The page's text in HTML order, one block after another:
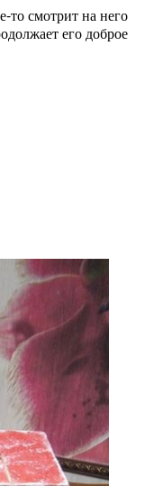
то смотрит на него
его доброе